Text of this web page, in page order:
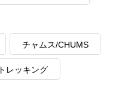
チャムス/CHUMS
トレッキング